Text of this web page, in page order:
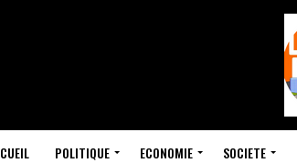
POLITIQUE ECONOMIE SOCIETE